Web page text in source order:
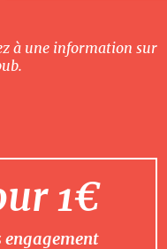
à une information sur
1€
engagement